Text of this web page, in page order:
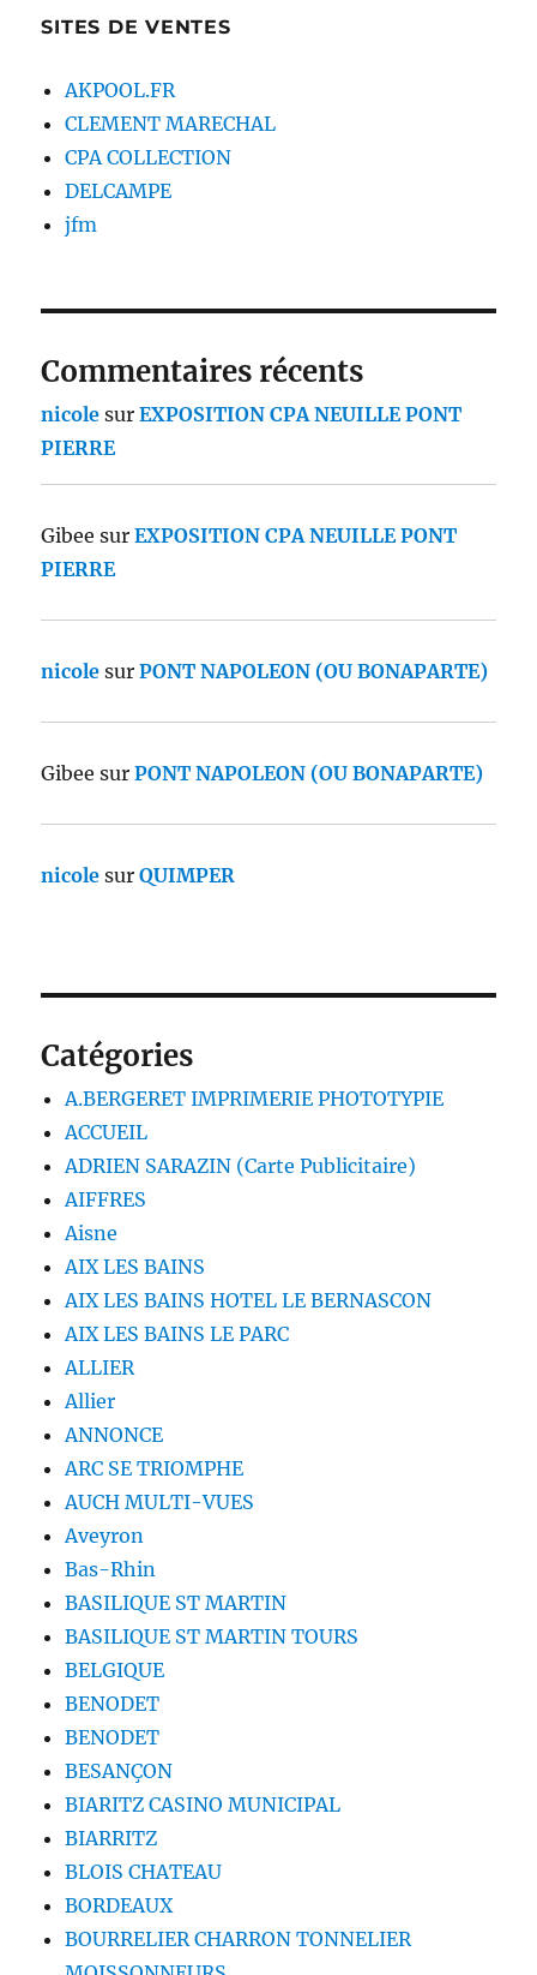
SITES DE VENTES
AKPOOL.FR
CLEMENT MARECHAL
CPA COLLECTION
DELCAMPE
jfm
Commentaires récents
nicole surEXPOSITION CPA NEUILLE PONT
PIERRE
Gibee surEXPOSITION CPA NEUILLE PONT
PIERRE
nicole surPONT NAPOLEON (OU BONAPARTE)
Gibee surPONT NAPOLEON (OU BONAPARTE)
nicole surQUIMPER
Catégories
A.BERGERET IMPRIMERIE PHOTOTYPIE
ACCUEIL
ADRIEN SARAZIN (Carte Publicitaire)
AIFFRES
Aisne
AIX LES BAINS
AIX LES BAINS HOTEL LE BERNASCON
AIX LES BAINS LE PARC
ALLIER
Allier
ANNONCE
ARC SE TRIOMPHE
AUCH MULTI-VUES
Aveyron
Bas-Rhin
BASILIQUE ST MARTIN
BASILIQUE ST MARTIN TOURS
BELGIQUE
BENODET
BENODET
BESANÇON
BIARITZ CASINO MUNICIPAL
BIARRITZ
BLOIS CHATEAU
BORDEAUX
BOURRELIER CHARRON TONNELIER